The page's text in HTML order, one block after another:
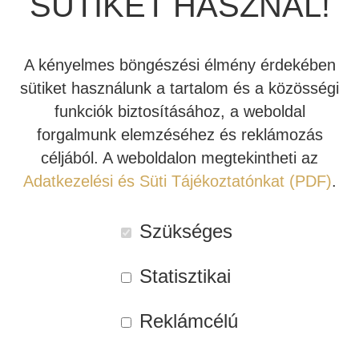
MARK LEVINSON NO.
5805 INTEGRÁLT
SZTEREÓ ERŐSÍTŐ
MARK LEVINSON NO.
5302 SZTEREÓ
VÉGERŐSÍTŐ
Tovább
Kipróbálható!
A kényelmes böngészési élmény érdekében
sütiket használunk a tartalom és a közösségi
funkciók biztosításához, a weboldal
forgalmunk elemzéséhez és reklámozás
céljából. A weboldalon megtekintheti az
Adatkezelési és Süti Tájékoztatónkat (PDF).
Szükséges
Statisztikai
Reklámcélú